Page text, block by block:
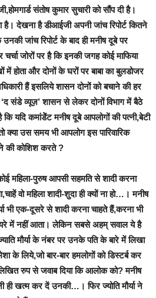
संतोष कुमार सुचारी को सौंप दी है।
देखना है डीआईजी अपनी जांच रिपोर्ट कितने
जांच रिपोर्ट के बाद ही मनीष दूबे पर
जोरों पर है कि इनकी जगह कोई माफिया
होता और दोनों के घरों पर बाबा का बुलडोजर
हैं इसलिये शासन दोनों को बचाने की हर
‘द संडे व्यूज़’ शासन से लेकर दोनों विभाग में बैठे
यदि कमांडेेेंट मनीष दूबे आपलोगों की पत्नी,बेटी
क्या उस समय भी आपलोग इस पारिवारिक
की कोशिश करते ?
महिला-पुरुष आपसी सहमति से शादी करना
वो महिला शादी-शुदा ही क्यों ना हो…। मनीष
भी एक-दूसरे से शादी करना चाहते हैं,करना भी
में नहीं आता। लेकिनसबसे अहम् सवाल ये है
मौर्या के नंबर पर उनके पति के बारे में लिखा
के लिये,जो बार-बार हमलोगों को डिस्टर्ब कर
रुप से जवाब दिया कि आलोक को? मनीष
ही खत्म कर दें उनकी…। फिर ज्योति मौर्या ने